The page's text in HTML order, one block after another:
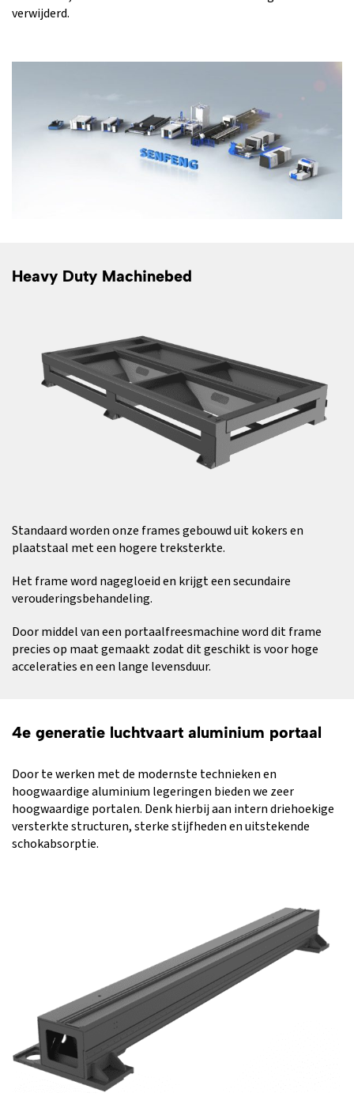
verwijderd.
Heavy Duty Machinebed
Standaard worden onze frames gebouwd uit kokers en
plaatstaal met een hogere treksterkte.
Het frame word nagegloeid en krijgt een secundaire
verouderingsbehandeling.
Door middel van een portaalfreesmachine word dit frame
precies op maat gemaakt zodat dit geschikt is voor hoge
acceleraties en een lange levensduur.
4e generatie luchtvaart aluminium portaal
Door te werken met de modernste technieken en
hoogwaardige aluminium legeringen bieden we zeer
hoogwaardige portalen. Denk hierbij aan intern driehoekige
versterkte structuren, sterke stijfheden en uitstekende
schokabsorptie.